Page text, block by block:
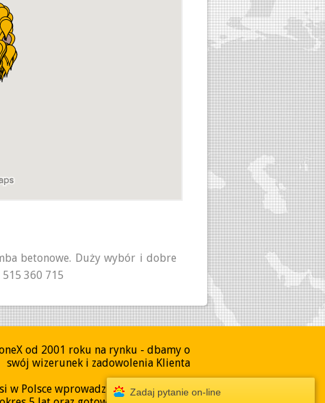
betonowe. Duży wybór i dobre
360 715
od 2001 roku na rynku - dbamy o
swój wizerunek i zadowolenia Klienta
w Polsce wprowadziliśmy gwarancję
Zadaj pytanie on-line